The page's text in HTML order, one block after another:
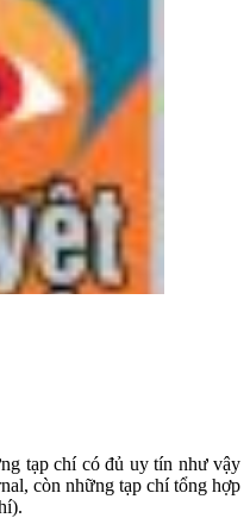
tạp chí có đủ uy tín như vậy
còn những tạp chí tổng hợp